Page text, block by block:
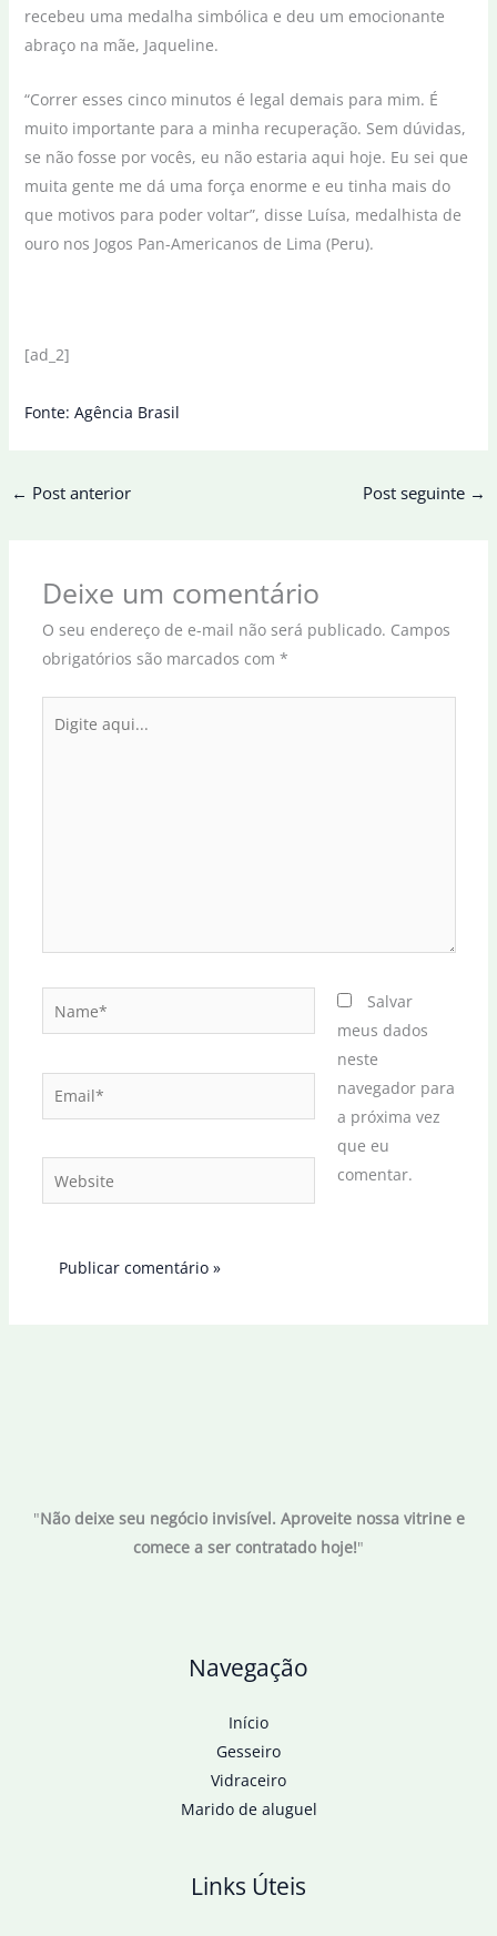
recebeu uma medalha simbólica e deu um emocionante
abraço na mãe, Jaqueline.
“Correr esses cinco minutos é legal demais para mim. É
muito importante para a minha recuperação. Sem dúvidas,
se não fosse por vocês, eu não estaria aqui hoje. Eu sei que
muita gente me dá uma força enorme e eu tinha mais do
que motivos para poder voltar”, disse Luísa, medalhista de
ouro nos Jogos Pan-Americanos de Lima (Peru).
[ad_2]
Fonte: Agência Brasil
← Post anterior Post seguinte →
Deixe um comentário
O seu endereço de e-mail não será publicado. Campos
obrigatórios são marcados com *
aqui...
Email*
Website
Salvar
meus dados
neste
navegador para
a próxima vez
que eu
comentar.
"Não deixe seu negócio invisível. Aproveite nossa vitrine e
comece a ser contratado hoje!"
Navegação
Início
Gesseiro
Vidraceiro
Marido de aluguel
Links Úteis